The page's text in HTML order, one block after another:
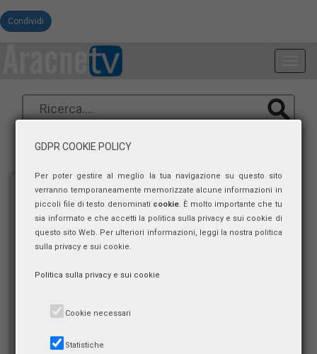
Condividi
GDPR COOKIE POLICY
Per poter gestire al meglio la tua navigazione su questo sito
verranno temporaneamente memorizzate alcune informazioni in
piccoli file di testo denominati cookie. È molto importante che tu
sia informato e che accetti la politica sulla privacy e sui cookie di
questo sito Web. Per ulteriori informazioni, leggi la nostra politica
sulla privacy e sui cookie.
Politica sulla privacy e sui cookie
Cookie necessari
Statistiche